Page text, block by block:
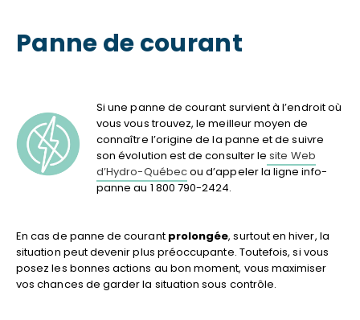
Panne de courant
Si une panne de courant survient à l’endroit où
vous vous trouvez, le meilleur moyen de
connaître l’origine de la panne et de suivre
son évolution est de consulter le site Web
d’Hydro-Québecou d’appeler la ligne info-
panne au 1 800 790-2424.
En cas de panne de courant prolongée, surtout en hiver, la
situation peut devenir plus préoccupante. Toutefois, si vous
posez les bonnes actions au bon moment, vous maximiser
vos chances de garder la situation sous contrôle.